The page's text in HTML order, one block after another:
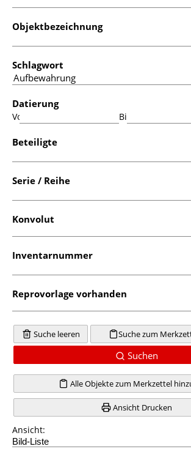
Objektbezeichnung
Schlagwort
Datierung
Von: Bis:
Beteiligte
Serie / Reihe
Konvolut
Inventarnummer
Reprovorlage vorhanden
Suche leeren Suche zum
Suchen
Alle Objekte zum Merkzettel
Ansicht Drucken
Ansicht: